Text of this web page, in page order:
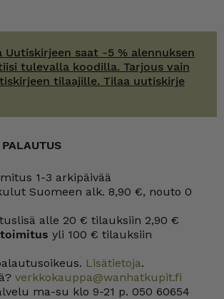
Uutiskirjeen saat -5 % alennuksen
tulevalla koodilla. Tarjous vain
tilaajille. Tilaa uutiskirje
1-3 arkipäivää
Suomeen alk. 8,90 €, nouto 0
alle 20 € tilauksiin 2,90 €
yli 100 € tilauksiin
Lisätietoja.
verkkokauppa@wanhatkupit.fi
ma-su klo 9-21 p. 050 60654